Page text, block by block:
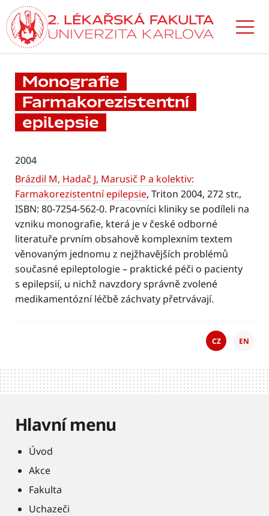
Přejít
k hlavnímu
obsahu
Monografie
Farmakorezistentní
epilepsie
2004
Brázdil M, Hadač J, Marusič P a kolektiv:
Farmakorezistentní epilepsie, Triton 2004, 272 str.,
ISBN: 80-7254-562-0. Pracovníci kliniky se podíleli na
vzniku monografie, která je v české odborné
literatuře prvním obsahově komplexním textem
věnovaným jednomu z nejžhavějších problémů
současné epileptologie – praktické péči o pacienty
s epilepsií, u nichž navzdory správně zvolené
medikamentózní léčbě záchvaty přetrvávají.
CZ EN
Hlavní menu
Úvod
Akce
Fakulta
Uchazeči